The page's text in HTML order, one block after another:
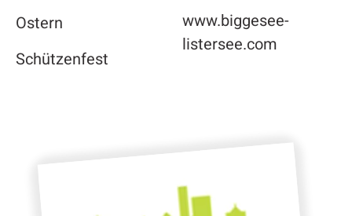
Ostern
Schützenfest
www.biggesee-
listersee.com